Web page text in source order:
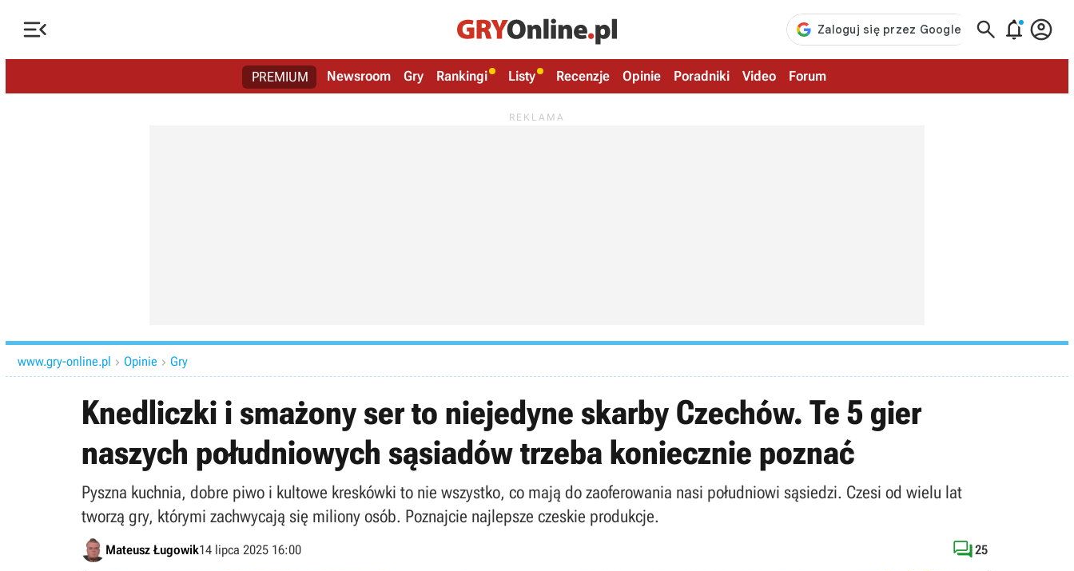
   
PREMIUM Newsroom Gry Rankingi Listy Recenzje Opinie Poradniki Video Forum
www.gry-online.pl  Opinie  Gry
Knedliczki i smażony ser to niejedyne skarby Czechów. Te 5 gier
naszych południowych sąsiadów trzeba koniecznie poznać
Pyszna kuchnia, dobre piwo i kultowe kreskówki to nie wszystko, co mają do zaoferowania nasi południowi sąsiedzi. Czesi od wielu lat
tworzą gry, którymi zachwycają się miliony osób. Poznajcie najlepsze czeskie produkcje.
Mateusz Ługowik14 lipca 2025 16:00 25